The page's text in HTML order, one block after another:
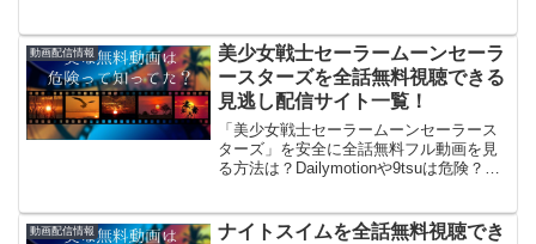
動画配信情報
美少女戦士セーラームーンセーラ
ースターズを全話無料視聴できる
見逃し配信サイト一覧！
「美少女戦士セーラームーンセーラース
ターズ」を安全に全話無料フル動画を見
る方法は？Dailymotionや9tsuは危険？
見れるよ！(/・ω・)/。GYAO...
動画配信情報
ナイトスイムを全話無料視聴でき